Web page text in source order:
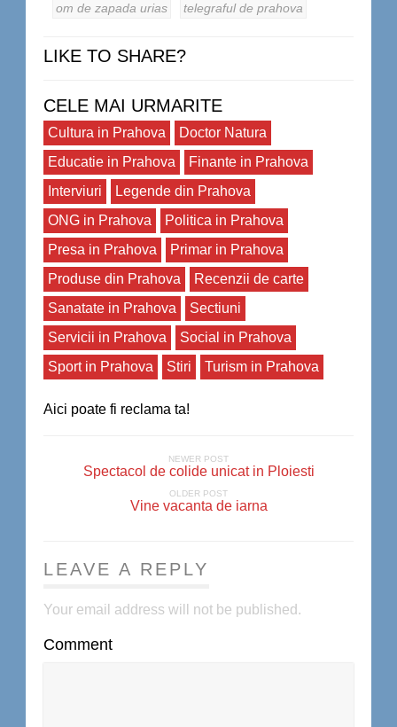
om de zapada urias telegraful de prahova
LIKE TO SHARE?
CELE MAI URMARITE
Cultura in Prahova
Doctor Natura
Educatie in Prahova
Finante in Prahova
Interviuri
Legende din Prahova
ONG in Prahova
Politica in Prahova
Presa in Prahova
Primar in Prahova
Produse din Prahova
Recenzii de carte
Sanatate in Prahova
Sectiuni
Servicii in Prahova
Social in Prahova
Sport in Prahova
Stiri Turism in Prahova
Aici poate fi reclama ta!
NEWER POST
Spectacol de colide unicat in Ploiesti
OLDER POST
Vine vacanta de iarna
LEAVE A REPLY
Your email address will not be published.
Comment